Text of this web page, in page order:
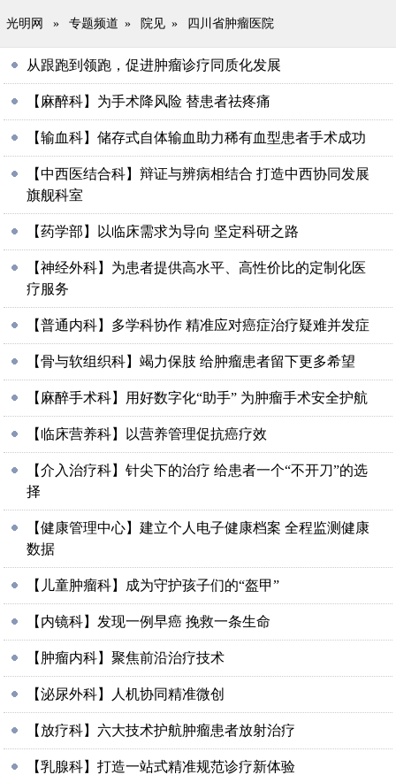
光明网 » 专题频道 » 院见 » 四川省肿瘤医院
从跟跑到领跑，促进肿瘤诊疗同质化发展
【麻醉科】为手术降风险 替患者祛疼痛
【输血科】储存式自体输血助力稀有血型患者手术成功
【中西医结合科】辩证与辨病相结合 打造中西协同发展
旗舰科室
【药学部】以临床需求为导向 坚定科研之路
【神经外科】为患者提供高水平、高性价比的定制化医
疗服务
【普通内科】多学科协作 精准应对癌症治疗疑难并发症
【骨与软组织科】竭力保肢 给肿瘤患者留下更多希望
【麻醉手术科】用好数字化“助手” 为肿瘤手术安全护航
【临床营养科】以营养管理促抗癌疗效
【介入治疗科】针尖下的治疗 给患者一个“不开刀”的选
择
【健康管理中心】建立个人电子健康档案 全程监测健康
数据
【儿童肿瘤科】成为守护孩子们的“盔甲”
【内镜科】发现一例早癌 挽救一条生命
【肿瘤内科】聚焦前沿治疗技术
【泌尿外科】人机协同精准微创
【放疗科】六大技术护航肿瘤患者放射治疗
【乳腺科】打造一站式精准规范诊疗新体验